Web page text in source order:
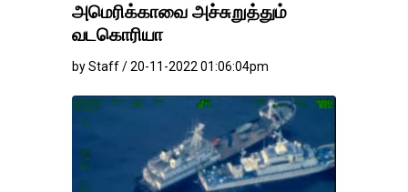
அமெரிக்காவை அச்சுறுத்தும்
வடகொரியா
by Staff / 20-11-2022 01:06:04pm